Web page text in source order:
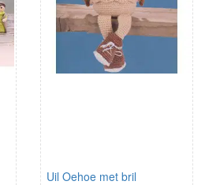
Uil Oehoe met bril